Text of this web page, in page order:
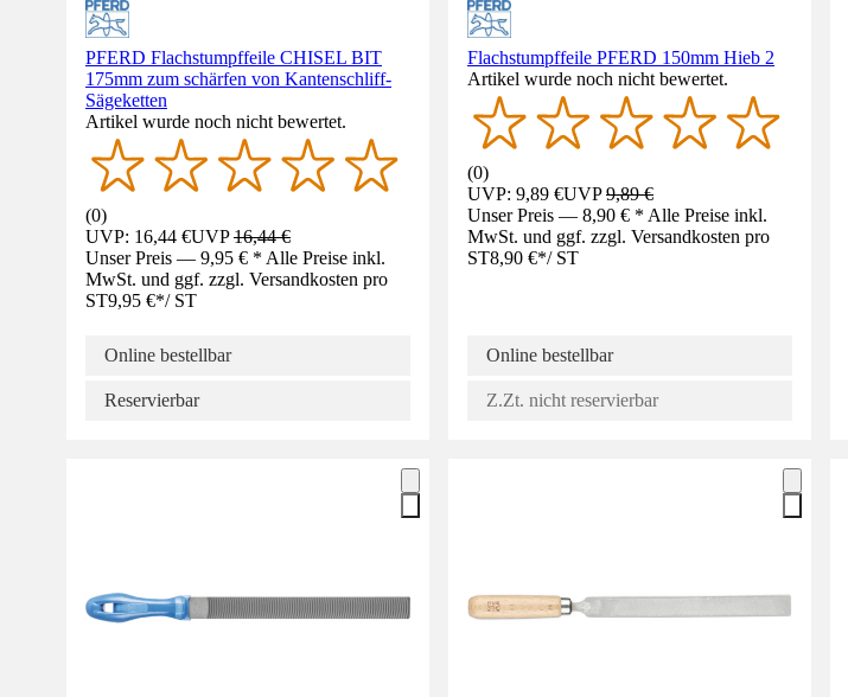
PFERD Flachstumpffeile CHISEL BIT
175mm zum schärfen von Kantenschliff-
Sägeketten
Artikel wurde noch nicht bewertet.
(0)
UVP: 16,44 €UVP16,44 €
Unser Preis — 9,95 € * Alle Preise inkl.
MwSt. und ggf. zzgl. Versandkosten pro
ST9,95 €*/ ST
Online bestellbar
Reservierbar
Flachstumpffeile PFERD 150mm Hieb 2
Artikel wurde noch nicht bewertet.
(0)
UVP: 9,89 €UVP9,89 €
Unser Preis — 8,90 € * Alle Preise inkl.
MwSt. und ggf. zzgl. Versandkosten pro
ST8,90 €*/ ST
Online bestellbar
Z.Zt. nicht reservierbar